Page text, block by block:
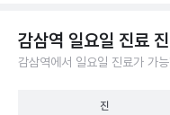
감삼역 일요일 진료
감삼역에서 일요일 진료가 가
진